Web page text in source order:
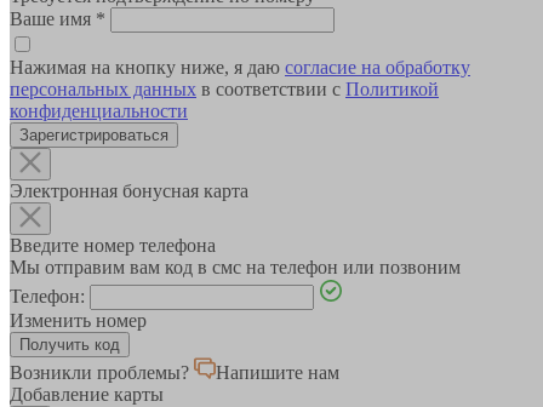
Ваше имя *
Нажимая на кнопку ниже, я даю согласие на обработку
персональных данных в соответствии с Политикой
конфиденциальности
Зарегистрироваться
Электронная бонусная карта
Введите номер телефона
Мы отправим вам код в смс на телефон или позвоним
Телефон:
Изменить номер
Возникли проблемы?
Напишите нам
Добавление карты